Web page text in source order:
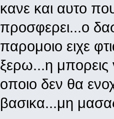
κανε και αυτο
προσφερει...ο
παρομοιο ειχε
ξερω...η μπορεις
οποιο δεν θα
βασικα...μη